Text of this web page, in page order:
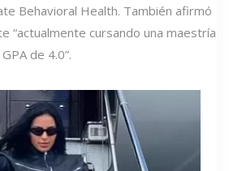
Behavioral Health. También afirmó
“actualmente cursando una maestría
de 4.0”.